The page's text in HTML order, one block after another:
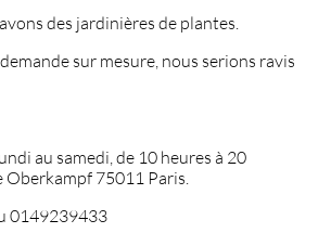
des jardinières de plantes.
sur mesure, nous serions ravis
au samedi, de 10 heures à 20
Oberkampf 75011 Paris.
0149239433